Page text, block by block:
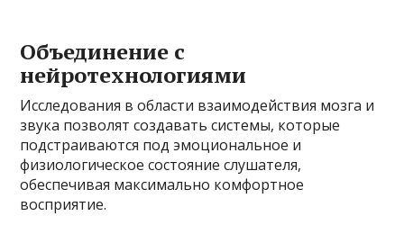
Объединение с
нейротехнологиями
Исследования в области взаимодействия мозга и
звука позволят создавать системы, которые
подстраиваются под эмоциональное и
физиологическое состояние слушателя,
обеспечивая максимально комфортное
восприятие.